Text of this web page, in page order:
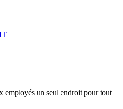
employés un seul endroit pour tout